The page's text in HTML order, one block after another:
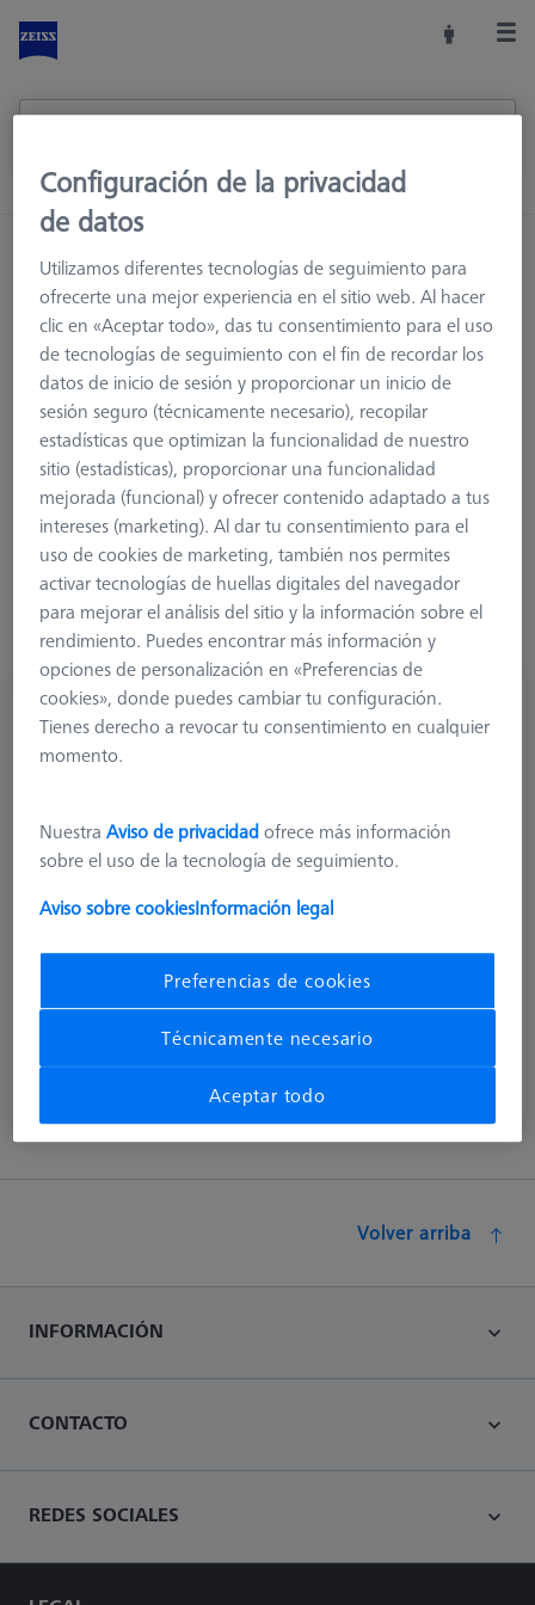
M2
Las extensiones con rosca M2 están diseñadas para sensores
táctiles de disparo por contacto. Los parámetros requeridos se
pueden determinar con base en su dibujo o el componente.
Con las extensiones ZEISS RST, fabricadas en acero inoxidable,
usted podrá alcanzar de forma confiable y precisa la superficie
a medir.
Más información sobre M2
Extensiones de acero (inoxidable)
Volver arriba
INFORMACIÓN
CONTACTO
REDES SOCIALES
Configuración de la privacidad
de datos
Utilizamos diferentes tecnologías de seguimiento para
ofrecerte una mejor experiencia en el sitio web. Al hacer
clic en «Aceptar todo», das tu consentimiento para el uso
de tecnologías de seguimiento con el fin de recordar los
datos de inicio de sesión y proporcionar un inicio de
sesión seguro (técnicamente necesario), recopilar
estadísticas que optimizan la funcionalidad de nuestro
sitio (estadísticas), proporcionar una funcionalidad
mejorada (funcional) y ofrecer contenido adaptado a tus
intereses (marketing). Al dar tu consentimiento para el
uso de cookies de marketing, también nos permites
activar tecnologías de huellas digitales del navegador
para mejorar el análisis del sitio y la información sobre el
rendimiento. Puedes encontrar más información y
opciones de personalización en «Preferencias de
cookies», donde puedes cambiar tu configuración.
Tienes derecho a revocar tu consentimiento en cualquier
momento.
NuestraAviso de privacidadofrece más información
sobre el uso de la tecnología de seguimiento.
Aviso sobre cookiesInformación legal
Preferencias de cookies
Técnicamente necesario
Aceptar todo